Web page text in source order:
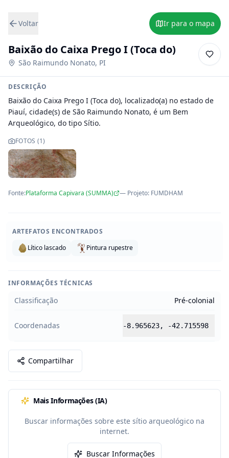
Voltar Ir para o mapa
Baixão do Caixa Prego I (Toca do)
São Raimundo Nonato, PI
DESCRIÇÃO
Baixão do Caixa Prego I (Toca do), localizado(a) no estado de
Piauí, cidade(s) de São Raimundo Nonato, é um Bem
Arqueológico, do tipo Sítio.
FOTOS (1)
Fonte:Plataforma Capivara (SUMMA) — Projeto: FUMDHAM
ARTEFATOS ENCONTRADOS
Lítico lascado
Pintura rupestre
INFORMAÇÕES TÉCNICAS
Classificação Pré-colonial
Coordenadas -8.965623, -42.715598
Compartilhar
Mais Informações (IA)
Buscar informações sobre este sítio arqueológico na
internet.
Buscar Informações